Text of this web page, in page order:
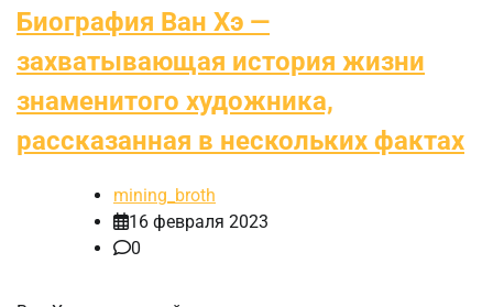
Биография Ван Хэ —
захватывающая история жизни
знаменитого художника,
рассказанная в нескольких фактах
mining_broth
16 февраля 2023
0